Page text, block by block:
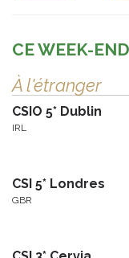
CE WEEK-END
À l'étranger
CSIO 5* Dublin
IRL
CSI 5* Londres
GBR